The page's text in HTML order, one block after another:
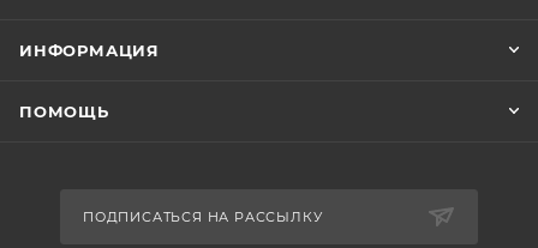
ИНФОРМАЦИЯ
ПОМОЩЬ
ПОДПИСАТЬСЯ НА РАССЫЛКУ